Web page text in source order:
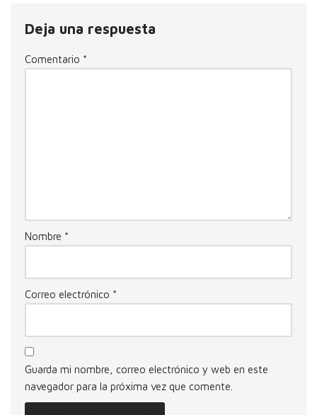
Deja una respuesta
Comentario *
Nombre *
Correo electrónico *
Guarda mi nombre, correo electrónico y web en este
navegador para la próxima vez que comente.